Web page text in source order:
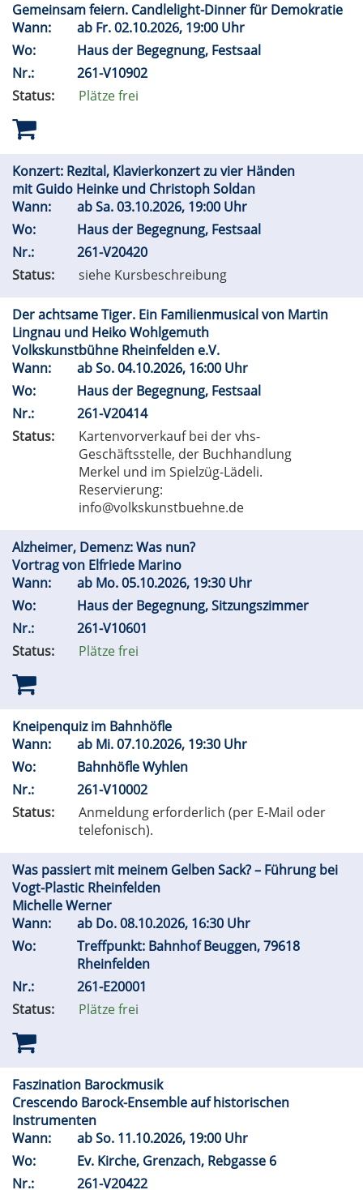
Gemeinsam feiern. Candlelight-Dinner für Demokratie
Wann:
ab Fr.02.10.2026, 19:00 Uhr
Wo:
Haus der Begegnung, Festsaal
Nr.:
261-V10902
Status:
Plätze frei
Konzert: Rezital, Klavierkonzert zu vier Händen
mit Guido Heinke und Christoph Soldan
Wann:
abSa.03.10.2026, 19:00 Uhr
Wo:
Haus der Begegnung, Festsaal
Nr.:
261-V20420
Status:
siehe Kursbeschreibung
Der achtsame Tiger. Ein Familienmusical von Martin
Lingnau und Heiko Wohlgemuth
Volkskunstbühne Rheinfelden e.V.
Wann:
abSo.04.10.2026, 16:00 Uhr
Wo:
Haus der Begegnung, Festsaal
Nr.:
261-V20414
Status:
Kartenvorverkauf bei der vhs-
Geschäftsstelle, der Buchhandlung
Merkel und im Spielzüg-Lädeli.
Reservierung:
info@volkskunstbuehne.de
Alzheimer, Demenz: Was nun?
Vortrag von Elfriede Marino
Wann:
ab Mo.05.10.2026, 19:30 Uhr
Wo:
Haus der Begegnung, Sitzungszimmer
Nr.:
261-V10601
Status:
Plätze frei
Kneipenquiz im Bahnhöfle
Wann:
ab Mi.07.10.2026, 19:30 Uhr
Wo:
Bahnhöfle Wyhlen
Nr.:
261-V10002
Status:
Anmeldung erforderlich (per E-Mail oder
telefonisch).
Was passiert mit meinem Gelben Sack? – Führung bei
Vogt-Plastic Rheinfelden
Michelle Werner
Wann:
ab Do.08.10.2026, 16:30 Uhr
Wo:
Treffpunkt: Bahnhof Beuggen, 79618
Rheinfelden
Nr.:
261-E20001
Status:
Plätze frei
Faszination Barockmusik
Crescendo Barock-Ensemble auf historischen
Instrumenten
Wann:
abSo. 11.10.2026, 19:00 Uhr
Wo:
Ev. Kirche, Grenzach, Rebgasse 6
Nr.:
261-V20422